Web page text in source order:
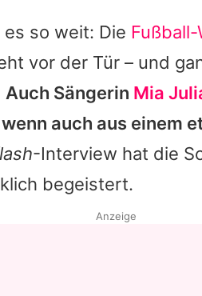
App runterladen
Team
Redaktionelle Richtlinien
Impressum
so weit: Die Fußball-
vor der Tür – und
Auch Sängerin Mia
auch aus einem
-Interview hat die
begeistert.
Anzeige